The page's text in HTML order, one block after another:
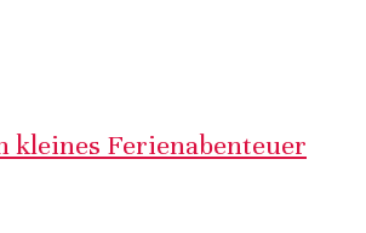
kleines Ferienabenteuer